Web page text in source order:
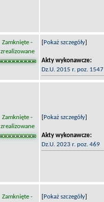
Zamknięte -
zrealizowane
Pokaż szczegóły
Akty wykonawcze:
Dz.U. 2015 r. poz. 1547
Zamknięte -
zrealizowane
Pokaż szczegóły
Akty wykonawcze:
Dz.U. 2023 r. poz. 469
Zamknięte -
Pokaż szczegóły